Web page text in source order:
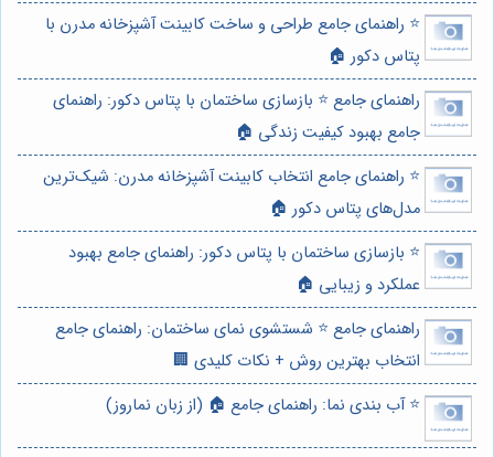
⭐️ راهنمای جامع طراحی و ساخت کابینت آشپزخانه مدرن با
پتاس دکور 🏠
راهنمای جامع ⭐️ بازسازی ساختمان با پتاس دکور: راهنمای
جامع بهبود کیفیت زندگی 🏠
⭐️ راهنمای جامع انتخاب کابینت آشپزخانه مدرن: شیک‌ترین
مدل‌های پتاس دکور 🏠
⭐️ بازسازی ساختمان با پتاس دکور: راهنمای جامع بهبود
عملکرد و زیبایی 🏠
راهنمای جامع ⭐️ شستشوی نمای ساختمان: راهنمای جامع
انتخاب بهترین روش + نکات کلیدی 🏢
⭐️ آب بندی نما: راهنمای جامع 🏠 (از زبان نماروز)